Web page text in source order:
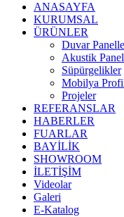
ANASAYFA
KURUMSAL
ÜRÜNLER
Duvar
Akustik
Süpürgelikler
Mobilya
Projeler
REFERANSLAR
HABERLER
FUARLAR
BAYİLİK
SHOWROOM
İLETİŞİM
Videolar
Galeri
E-Katalog